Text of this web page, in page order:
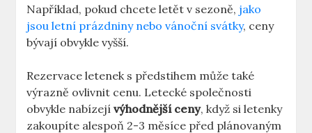
Například, pokud chcete letět v sezoně, jako
jsou letní prázdniny nebo vánoční svátky, ceny
bývají obvykle vyšší.
Rezervace letenek s předstihem může také
výrazně ovlivnit cenu. Letecké společnosti
obvykle nabízejívýhodnější ceny, když si letenky
zakoupíte alespoň 2-3 měsíce před plánovaným